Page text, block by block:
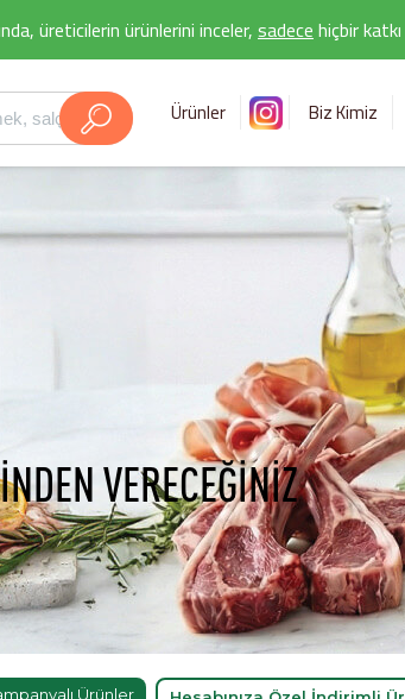
üreticilerin ürünlerini inceler,sadecehiçbir
Ürünler Biz Kimiz
VERECEĞİNİZ
Ürünler